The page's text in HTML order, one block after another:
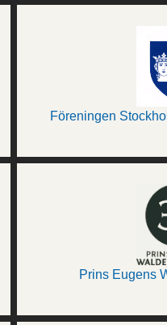
Föreningen
Prins Eugens